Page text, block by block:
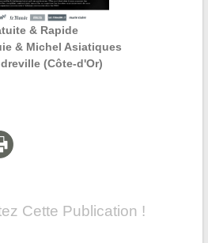
& Rapide
& Michel Asiatiques
(Côte-d'Or)
Cette Publication !